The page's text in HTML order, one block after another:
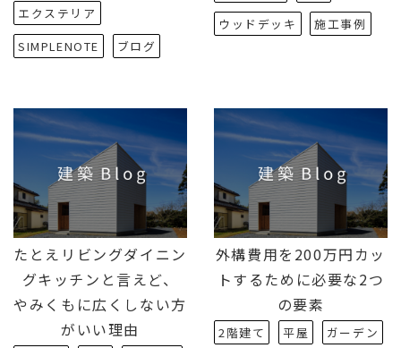
エクステリア
SIMPLENOTE
ブログ
ウッドデッキ
施工事例
たとえリビングダイニン
グキッチンと言えど、
やみくもに広くしない方
がいい理由
外構費用を200万円カッ
トするために必要な2つ
の要素
2階建て 平屋
ガーデン